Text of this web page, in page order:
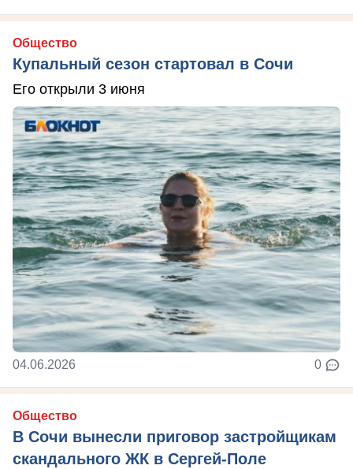
Общество
Купальный сезон стартовал в Сочи
Его открыли 3 июня
04.06.2026 0
Общество
В Сочи вынесли приговор застройщикам
скандального ЖК в Сергей-Поле